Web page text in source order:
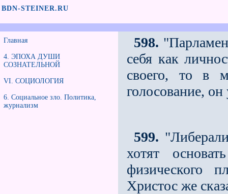
BDN-STEINER.RU
Главная
4. ЭПОХА ДУШИ
СОЗНАТЕЛЬНОЙ
VI. СОЦИОЛОГИЯ
6. Социальное зло. Политика,
журнализм
598.
себя как
своего, то в
голосование,
599.
хотят
физического
Христос же